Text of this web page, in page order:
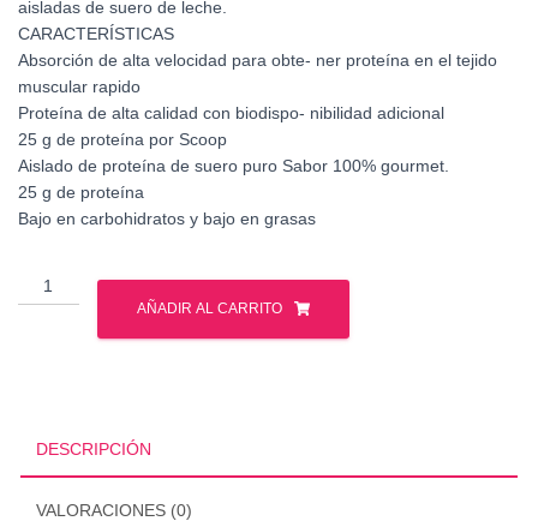
aisladas de suero de leche.
CARACTERÍSTICAS
Absorción de alta velocidad para obte- ner proteína en el tejido
muscular rapido
Proteína de alta calidad con biodispo- nibilidad adicional
25 g de proteína por Scoop
Aislado de proteína de suero puro Sabor 100% gourmet.
25 g de proteína
Bajo en carbohidratos y bajo en grasas
Mutant
-
AÑADIR AL CARRITO
DESCRIPCIÓN
VALORACIONES (0)